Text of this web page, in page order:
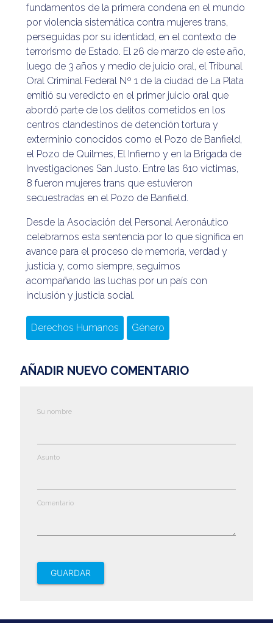
fundamentos de la primera condena en el mundo
por violencia sistemática contra mujeres trans,
perseguidas por su identidad, en el contexto de
terrorismo de Estado. El 26 de marzo de este año,
luego de 3 años y medio de juicio oral, el Tribunal
Oral Criminal Federal Nº 1 de la ciudad de La Plata
emitió su veredicto en el primer juicio oral que
abordó parte de los delitos cometidos en los
centros clandestinos de detención tortura y
exterminio conocidos como el Pozo de Banfield,
el Pozo de Quilmes, El Infierno y en la Brigada de
Investigaciones San Justo. Entre las 610 víctimas,
8 fueron mujeres trans que estuvieron
secuestradas en el Pozo de Banfield.
Desde la Asociación del Personal Aeronáutico
celebramos esta sentencia por lo que significa en
avance para el proceso de memoria, verdad y
justicia y, como siempre, seguimos
acompañando las luchas por un país con
inclusión y justicia social.
Derechos Humanos Género
AÑADIR NUEVO COMENTARIO
Su nombre
Asunto
Comentario